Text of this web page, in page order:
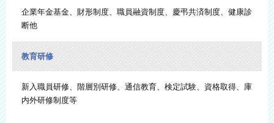
企業年金基金、財形制度、職員融資制度、慶弔共済制度、健康診
断他
教育研修
新入職員研修、階層別研修、通信教育、検定試験、資格取得、庫
内外研修制度等